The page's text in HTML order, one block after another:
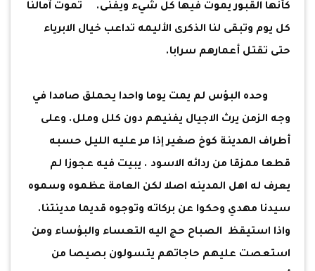
كأنها القبور يموت فيها كل شيء ويفنى. تموت آمالنا
كل يوم وتبقى لنا الذكرى الأليمه تداعب خيال الابرياء
حتى تقتل أعمارهم سرابا.
وحده البؤس لم يمت يوما واحدا يحملق صامدا في
وجه الزمن يرث الاجيال يفنيهم دون كلل وملل. وعلى
أطراف المدينة كوخ صغير إذا مر عليه الليل حسبه
قطعا ممزقا من ردائه الاسود . يبيت فيه عجوزا لم
يعرف له اهل المدينه اصلا لكن العامة عظموه وسموه
سيدنا مهدي وحكوا عن بركاته وتوجوه قديما مدينتنا.
واذا استيقظ الصباح حج اليه التعساء والبؤساء ومن
استعصت عليهم حاجاتهم يتسولون بصيصا من